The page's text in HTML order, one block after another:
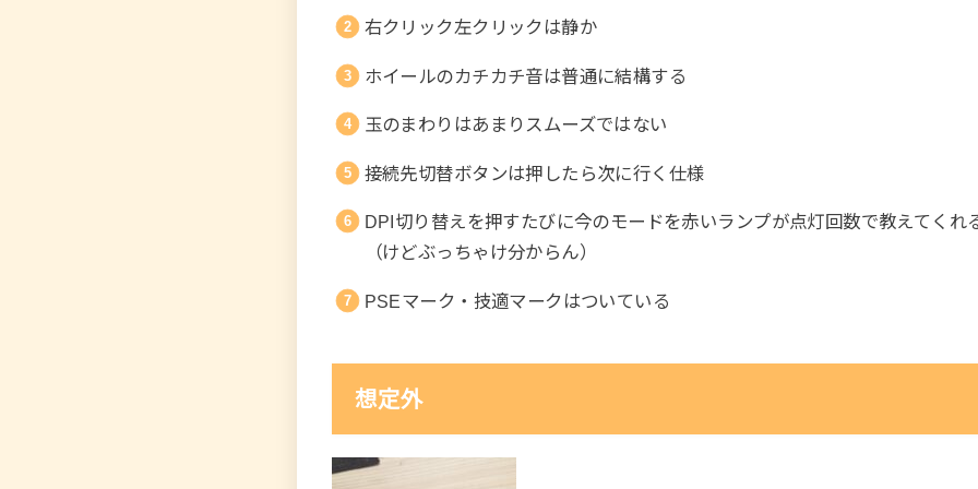
右クリック左クリックは静か
ホイールのカチカチ音は普通に結構する
玉のまわりはあまりスムーズではない
接続先切替ボタンは押したら次に行く仕様
DPI切り替えを押すたびに今のモードを赤いランプが点灯回数で教えてくれ
（けどぶっちゃけ分からん）
PSEマーク・技適マークはついている
想定外